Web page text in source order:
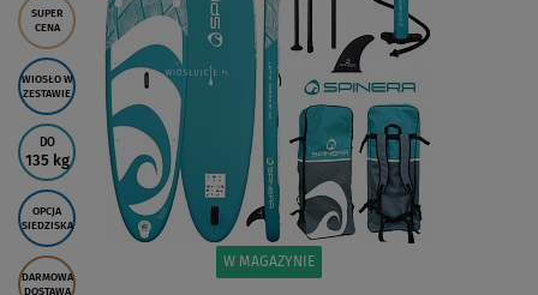
SUPER
CENA
WIOSŁO W
ZESTAWIE
DO
135 kg
OPCJA
SIEDZISKA
DARMOWA
DOSTAWA
W MAGAZYNIE